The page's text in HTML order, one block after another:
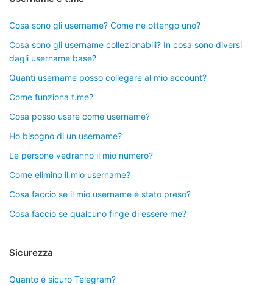
Cosa sono gli username? Come ne ottengo uno?
Cosa sono gli username collezionabili? In cosa sono diversi
dagli username base?
Quanti username posso collegare al mio account?
Come funziona t.me?
Cosa posso usare come username?
Ho bisogno di un username?
Le persone vedranno il mio numero?
Come elimino il mio username?
Cosa faccio se il mio username è stato preso?
Cosa faccio se qualcuno finge di essere me?
Sicurezza
Quanto è sicuro Telegram?